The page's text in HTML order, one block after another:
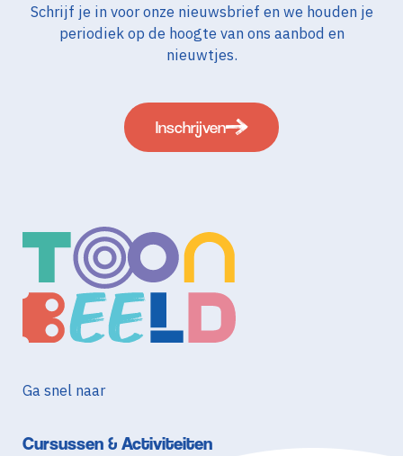
Schrijf je in voor onze nieuwsbrief en we houden je
periodiek op de hoogte van ons aanbod en
nieuwtjes.
Inschrijven
Ga snel naar
Cursussen & Activiteiten